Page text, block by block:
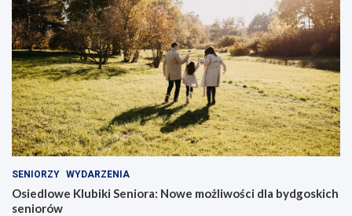
SENIORZY WYDARZENIA
Osiedlowe Klubiki Seniora: Nowe możliwości dla bydgoskich
seniorów